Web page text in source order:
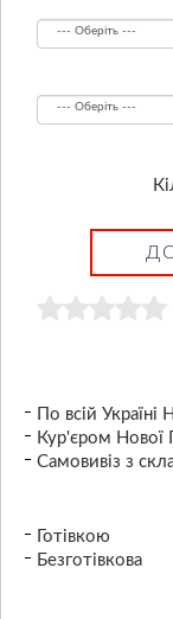
По всій
Кур'єром
Самовивіз з
Готівкою
Безготівкова